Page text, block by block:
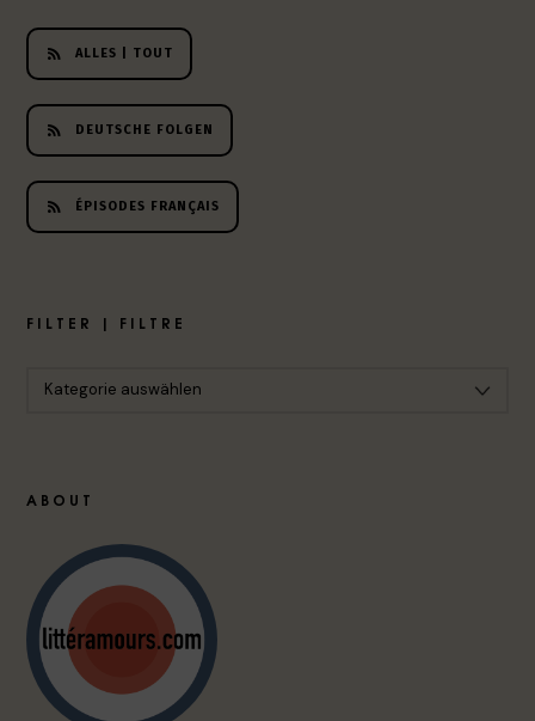
ALLES | TOUT
DEUTSCHE FOLGEN
ÉPISODES FRANÇAIS
FILTER | FILTRE
ABOUT